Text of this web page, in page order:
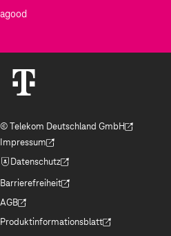
agood
© Telekom Deutschland GmbH
(Der Link wird in einem neuen Tab geöffnet)
Impressum
(Der Link wird in einem neuen Tab geöffnet)
Datenschutz
(Der Link wird in einem neuen Tab geöffnet)
Barrierefreiheit
(Der Link wird in einem neuen Tab geöffnet)
AGB
(Der Link wird in einem neuen Tab geöffnet)
Produktinformationsblatt
(Der Link wird in einem neuen Tab geöffnet)